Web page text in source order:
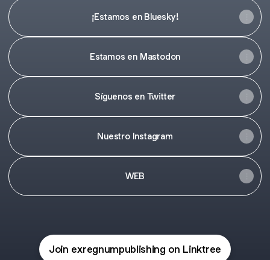
¡Estamos en Bluesky!
Estamos en Mastodon
Síguenos en Twitter
Nuestro Instagram
WEB
Join exregnumpublishing on Linktree